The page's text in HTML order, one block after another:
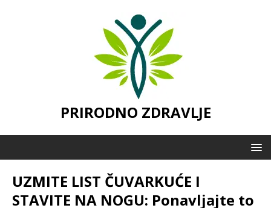
PRIRODNO ZDRAVLJE
UZMITE LIST ČUVARKUĆE I
STAVITE NA NOGU: Ponavljajte to